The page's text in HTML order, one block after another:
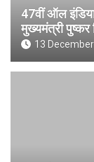
47वीं ऑल
मुख्यमंत्री पुष्कर
13